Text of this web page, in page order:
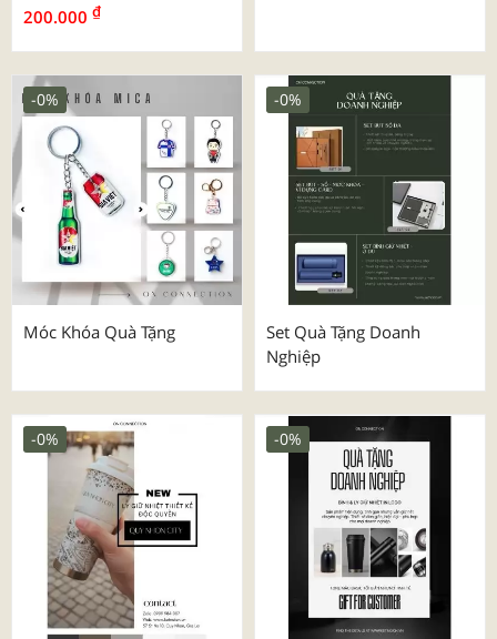
200.000 ₫
Móc Khóa Quà Tặng
-0%
Set Quà Tặng Doanh
Nghiệp
-0%
-0% -0%